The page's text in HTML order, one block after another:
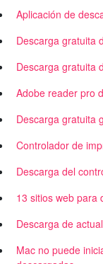
Aplicación de
Descarga gratuita
Descarga gratuita
Adobe reader pro
Descarga gratuita
Controlador de
Descarga del
13 sitios web para
Descarga de
Mac no puede